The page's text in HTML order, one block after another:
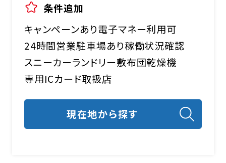
条件追加
キャンペーンあり電子マネー利用可
24時間営業駐車場あり稼働状況確認
スニーカーランドリー敷布団乾燥機
専用ICカード取扱店